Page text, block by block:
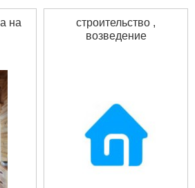
на
строительство ,
возведение